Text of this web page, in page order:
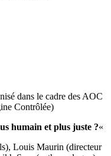
dans le cadre des AOC
Contrôlée)
humain et plus juste ?«
Louis Maurin (directeur